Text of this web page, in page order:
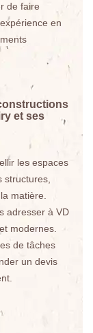
de faire
en
et ses
les espaces
structures,
matière.
adresser à VD
modernes.
de tâches
un devis